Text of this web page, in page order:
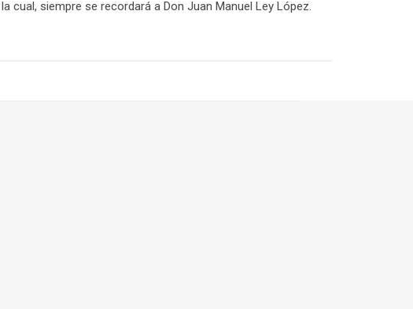
cual, siempre se recordará a Don Juan Manuel Ley López.